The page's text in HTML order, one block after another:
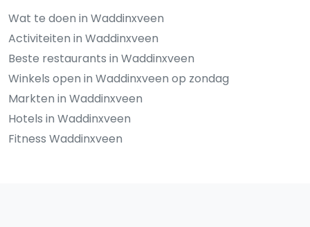
Wat te doen in Waddinxveen
Activiteiten in Waddinxveen
Beste restaurants in Waddinxveen
Winkels open in Waddinxveen op zondag
Markten in Waddinxveen
Hotels in Waddinxveen
Fitness Waddinxveen